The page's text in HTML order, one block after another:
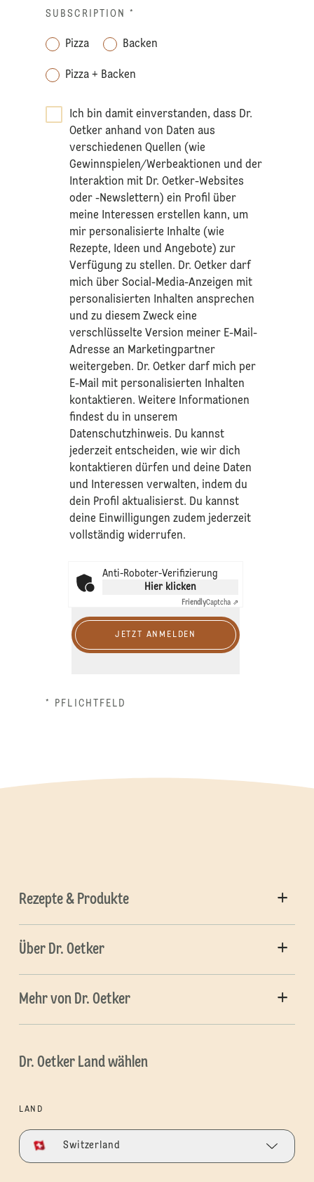
SUBSCRIPTION *
Pizza Backen
Pizza + Backen
Ich bin damit einverstanden, dass Dr.
Oetker anhand von Daten aus
verschiedenen Quellen (wie
Gewinnspielen/Werbeaktionen und der
Interaktion mit Dr. Oetker-Websites
oder -Newslettern) ein Profil über
meine Interessen erstellen kann, um
mir personalisierte Inhalte (wie
Rezepte, Ideen und Angebote) zur
Verfügung zu stellen. Dr. Oetker darf
mich über Social-Media-Anzeigen mit
personalisierten Inhalten ansprechen
und zu diesem Zweck eine
verschlüsselte Version meiner E-Mail-
Adresse an Marketingpartner
weitergeben. Dr. Oetker darf mich per
E-Mail mit personalisierten Inhalten
kontaktieren. Weitere Informationen
findest du in unserem
Datenschutzhinweis. Du kannst
jederzeit entscheiden, wie wir dich
kontaktieren dürfen und deine Daten
und Interessen verwalten, indem du
dein Profil aktualisierst. Du kannst
deine Einwilligungen zudem jederzeit
vollständig widerrufen.
Anti-Roboter-Verifizierung
Hier klicken
FriendlyCaptcha ⇗
JETZT ANMELDEN
* PFLICHTFELD
Rezepte & Produkte
Über Dr. Oetker
Mehr von Dr. Oetker
Dr. Oetker Land wählen
LAND
Switzerland